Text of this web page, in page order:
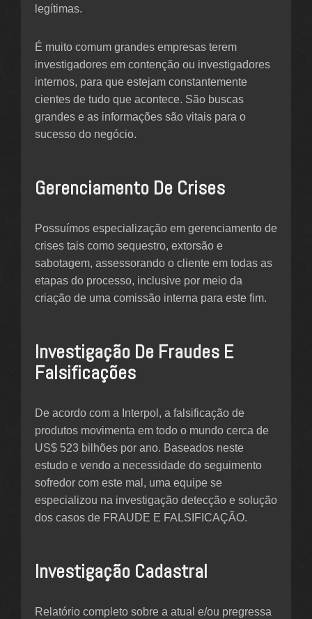
legítimas.
É muito comum grandes empresas terem
investigadores em contenção ou investigadores
internos, para que estejam constantemente
cientes de tudo que acontece. São buscas
grandes e as informações são vitais para o
sucesso do negócio.
Gerenciamento De Crises
Possuímos especialização em gerenciamento de
crises tais como sequestro, extorsão e
sabotagem, assessorando o cliente em todas as
etapas do processo, inclusive por meio da
criação de uma comissão interna para este fim.
Investigação De Fraudes E
Falsificações
De acordo com a Interpol, a falsificação de
produtos movimenta em todo o mundo cerca de
US$ 523 bilhões por ano. Baseados neste
estudo e vendo a necessidade do seguimento
sofredor com este mal, uma equipe se
especializou na investigação detecção e solução
dos casos de FRAUDE E FALSIFICAÇÃO.
Investigação Cadastral
Relatório completo sobre a atual e/ou pregressa